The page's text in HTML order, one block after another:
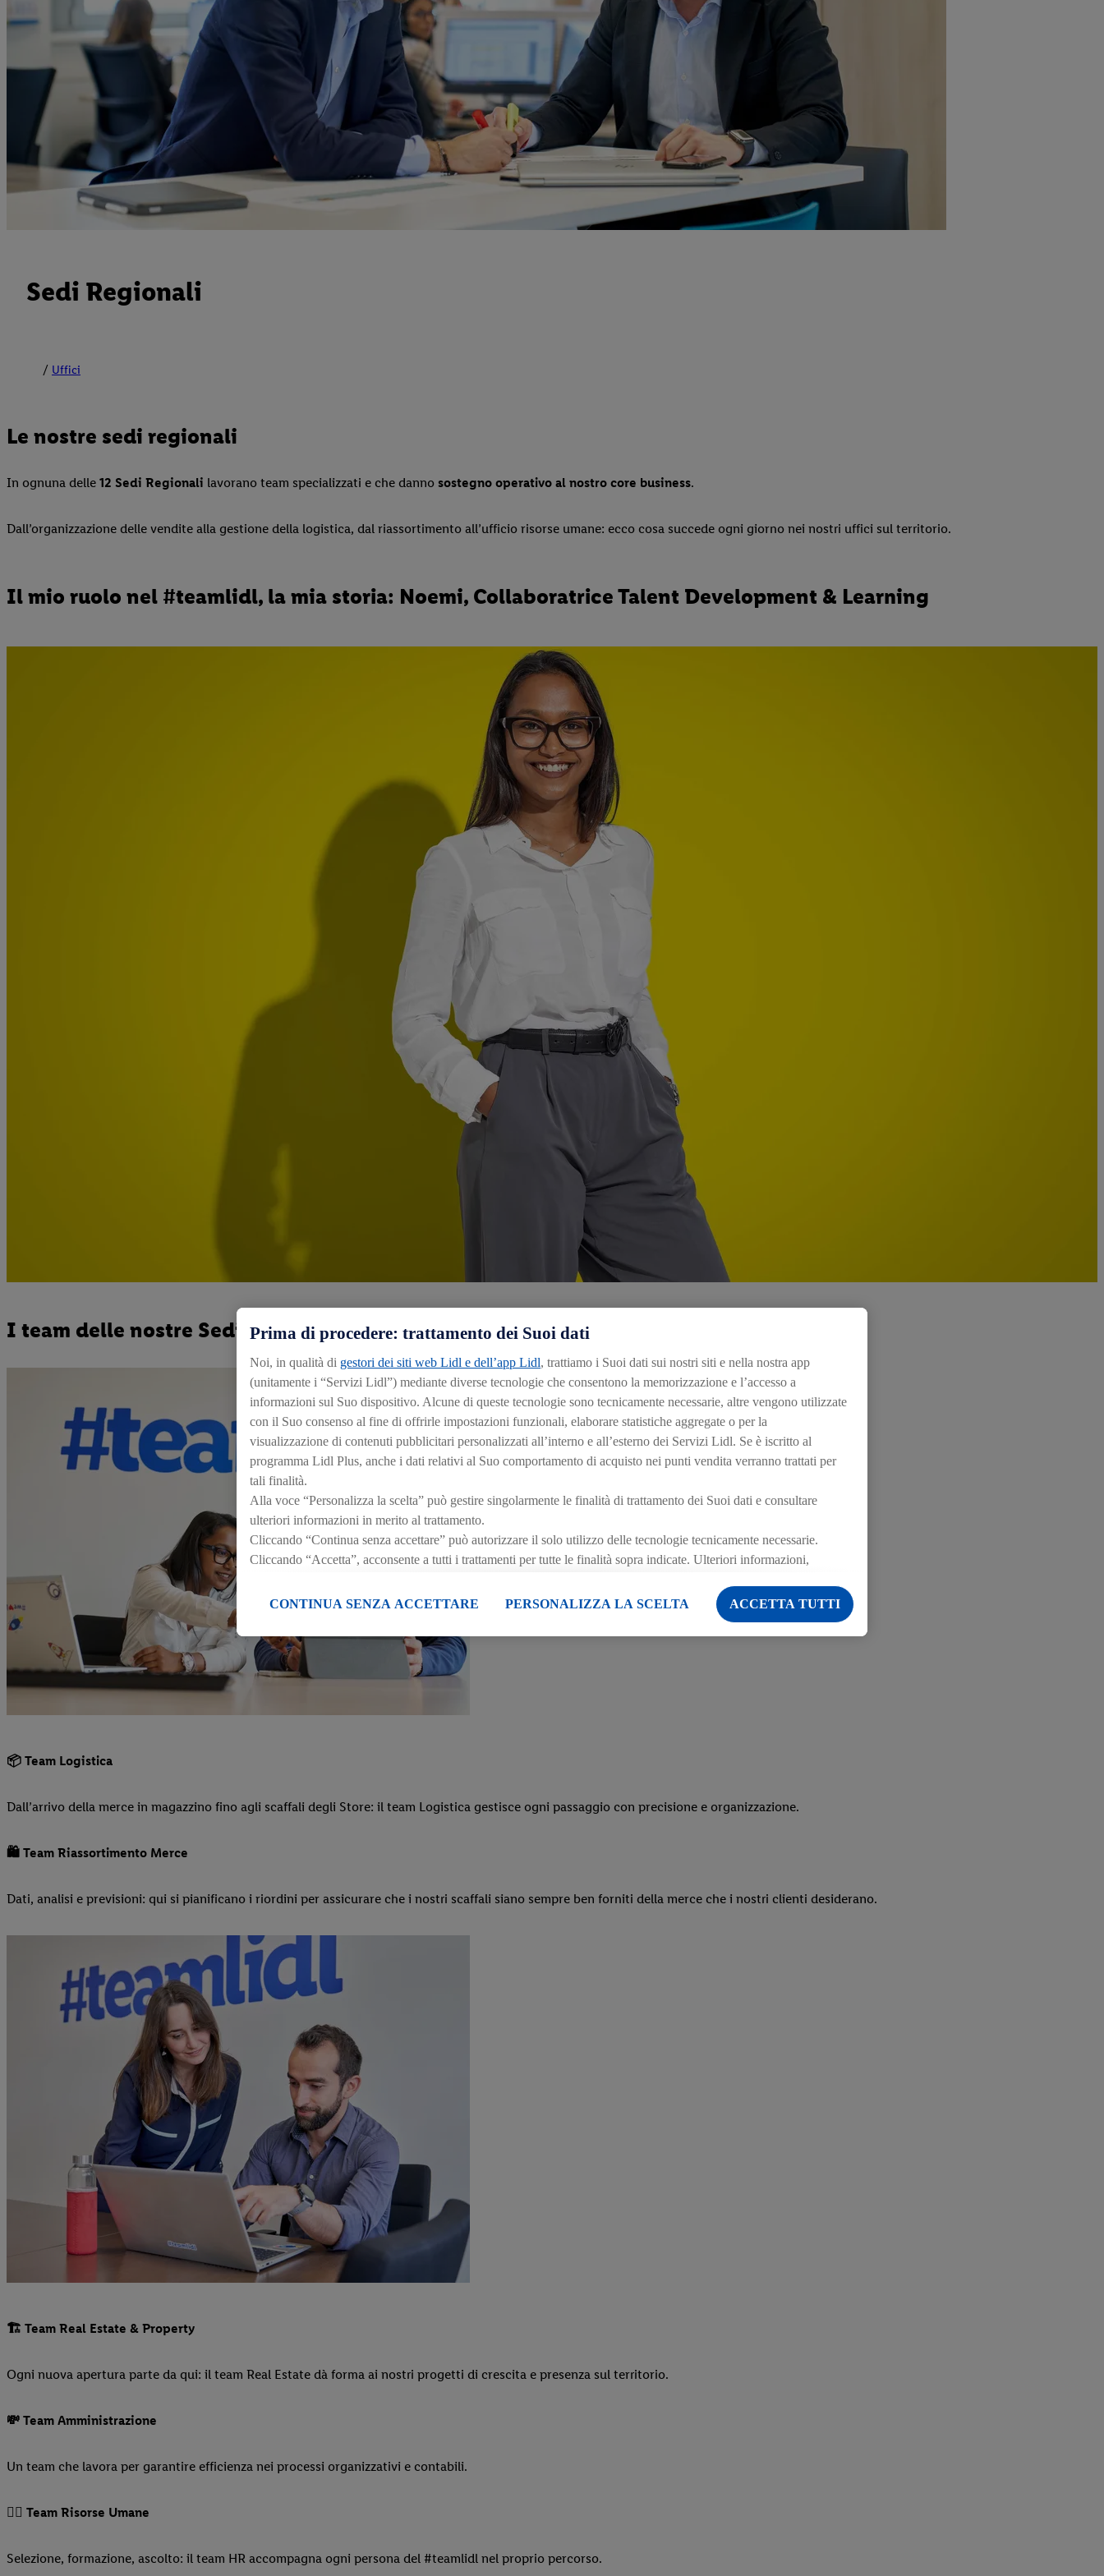
Sedi Regionali
Uffici
Le nostre sedi regionali
In ognuna delle 12 Sedi Regionali lavorano team specializzati e che danno sostegno operativo al nostro core business.
Dall’organizzazione delle vendite alla gestione della logistica, dal riassortimento all’ufficio risorse umane: ecco cosa succede ogni giorno nei nostri uffici sul territorio.
Il mio ruolo nel #teamlidl, la mia storia: Noemi, Collaboratrice Talent Development & Learning
I team delle nostre Sedi Regionali
📦 Team Logistica
Dall’arrivo della merce in magazzino fino agli scaffali degli Store: il team Logistica gestisce ogni passaggio con precisione e organizzazione.
🛍️ Team Riassortimento Merce
Dati, analisi e previsioni: qui si pianificano i riordini per assicurare che i nostri scaffali siano sempre ben forniti della merce che i nostri clienti desiderano.
🏗️ Team Real Estate & Property
Ogni nuova apertura parte da qui: il team Real Estate dà forma ai nostri progetti di crescita e presenza sul territorio.
💸 Team Amministrazione
Un team che lavora per garantire efficienza nei processi organizzativi e contabili.
🤵‍♂️ Team Risorse Umane
Selezione, formazione, ascolto: il team HR accompagna ogni persona del #teamlidl nel proprio percorso.
Prima di procedere: trattamento dei Suoi dati
Noi, in qualità di gestori dei siti web Lidl e dell’app Lidl, trattiamo i Suoi dati sui nostri siti e nella nostra app
(unitamente i “Servizi Lidl”) mediante diverse tecnologie che consentono la memorizzazione e l’accesso a
informazioni sul Suo dispositivo. Alcune di queste tecnologie sono tecnicamente necessarie, altre vengono utilizzate
con il Suo consenso al fine di offrirle impostazioni funzionali, elaborare statistiche aggregate o per la
visualizzazione di contenuti pubblicitari personalizzati all’interno e all’esterno dei Servizi Lidl. Se è iscritto al
programma Lidl Plus, anche i dati relativi al Suo comportamento di acquisto nei punti vendita verranno trattati per
tali finalità.
Alla voce “Personalizza la scelta” può gestire singolarmente le finalità di trattamento dei Suoi dati e consultare
ulteriori informazioni in merito al trattamento.
Cliccando “Continua senza accettare” può autorizzare il solo utilizzo delle tecnologie tecnicamente necessarie.
Cliccando “Accetta”, acconsente a tutti i trattamenti per tutte le finalità sopra indicate. Ulteriori informazioni,
qualsiasi momento con effetto per il futuro, sono disponibili nella nostra informativa privacy
Le nostre informazioni
CONTINUA SENZA ACCETTARE PERSONALIZZA LA SCELTA ACCETTA TUTTI